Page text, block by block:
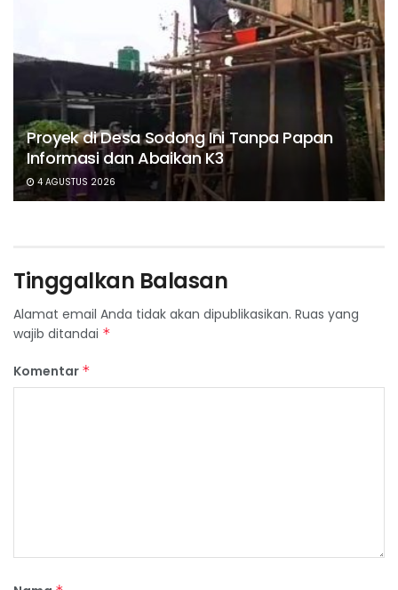
Proyek di Desa Sodong Ini Tanpa Papan
Informasi dan Abaikan K3
4 AGUSTUS 2026
Tinggalkan Balasan
Alamat email Anda tidak akan dipublikasikan. Ruas yang
wajib ditandai *
Komentar *